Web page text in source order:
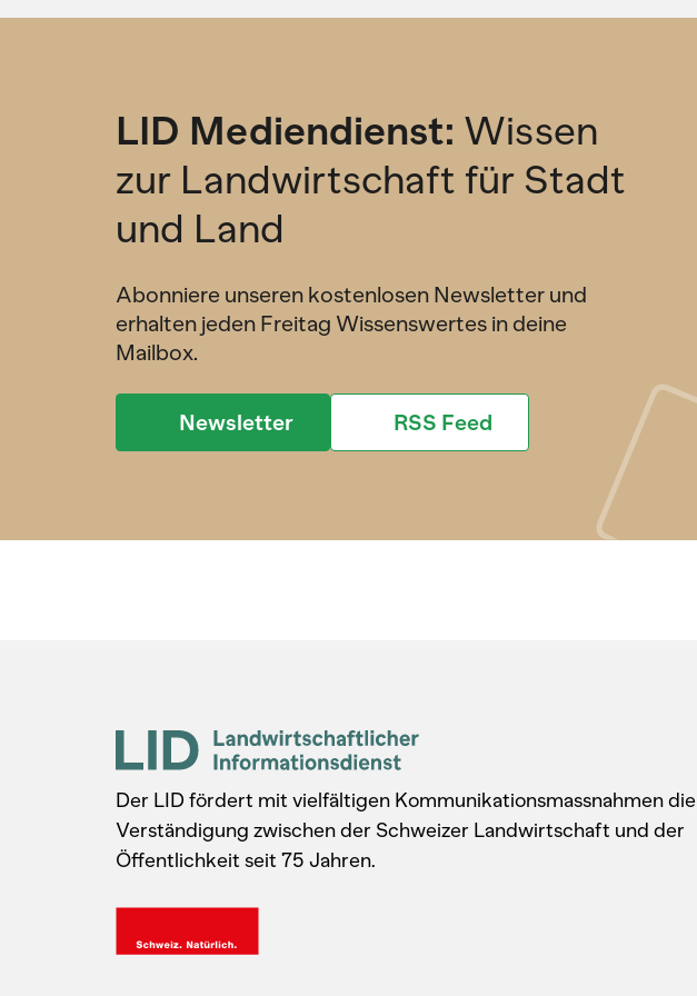
LID Mediendienst: Wissen
zur Landwirtschaft für Stadt
und Land
Abonniere unseren kostenlosen Newsletter und
erhalten jeden Freitag Wissenswertes in deine
Mailbox.
Newsletter RSS Feed
Der LID fördert mit vielfältigen Kommunikationsmassnahmen die
Verständigung zwischen der Schweizer Landwirtschaft und der
Öffentlichkeit seit 75 Jahren.